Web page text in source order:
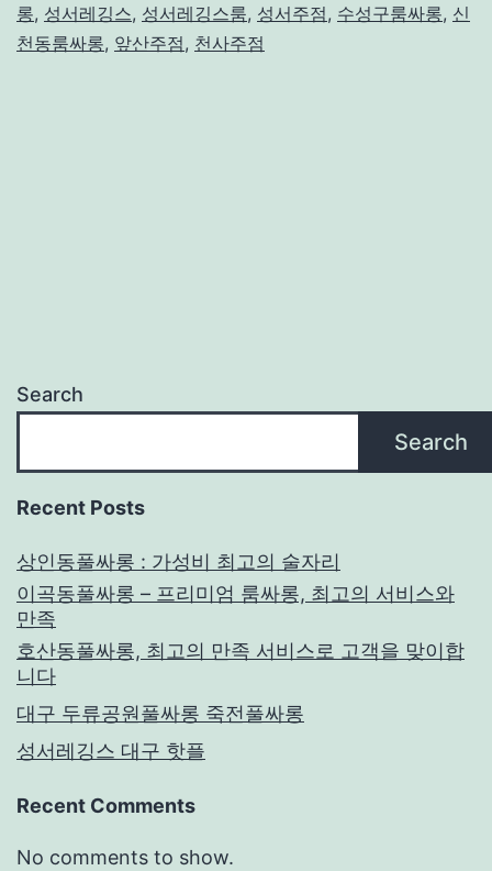
롱, 성서레깅스, 성서레깅스룸, 성서주점, 수성구룸싸롱, 신
천동룸싸롱, 앞산주점, 천사주점
Search
Search
Recent Posts
상인동풀싸롱 : 가성비 최고의 술자리
이곡동풀싸롱 – 프리미엄 룸싸롱, 최고의 서비스와
만족
호산동풀싸롱, 최고의 만족 서비스로 고객을 맞이합
니다
대구 두류공원풀싸롱 죽전풀싸롱
성서레깅스 대구 핫플
Recent Comments
No comments to show.